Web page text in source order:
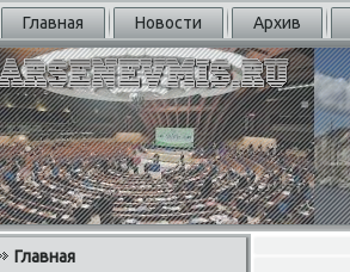
Главная Новости Архив
Главная